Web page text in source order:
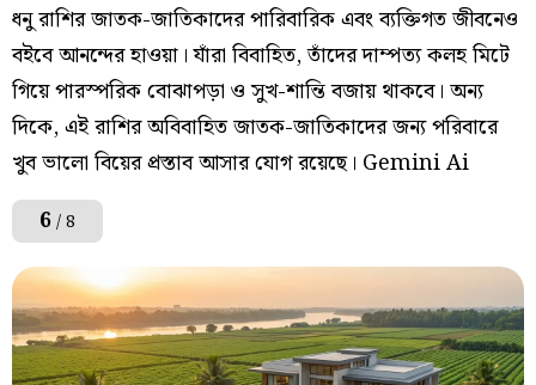
ধনু রাশির জাতক-জাতিকাদের পারিবারিক এবং ব্যক্তিগত জীবনেও
বইবে আনন্দের হাওয়া। যাঁরা বিবাহিত, তাঁদের দাম্পত্য কলহ মিটে
গিয়ে পারস্পরিক বোঝাপড়া ও সুখ-শান্তি বজায় থাকবে। অন্য
দিকে, এই রাশির অবিবাহিত জাতক-জাতিকাদের জন্য পরিবারে
খুব ভালো বিয়ের প্রস্তাব আসার যোগ রয়েছে। Gemini Ai
6/ 8